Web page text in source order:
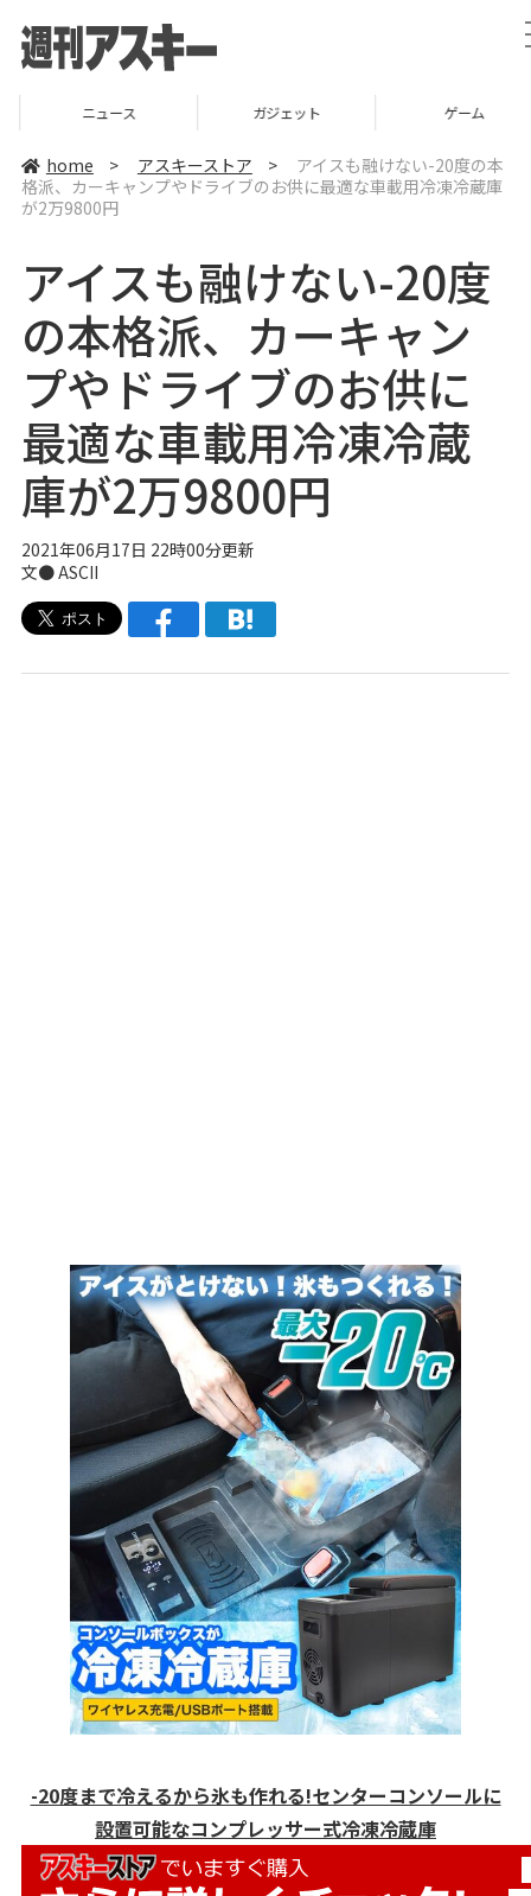
ニュース ガジェット ゲーム
home > アスキーストア >
アイスも融けない-20度の本
格派、カーキャンプやドライブのお供に最適な車載用冷凍冷蔵庫
が2万9800円
アイスも融けない-20度
の本格派、カーキャン
プやドライブのお供に
最適な車載用冷凍冷蔵
庫が2万9800円
2021年06月17日 22時00分更新
文● ASCII
-20度まで冷えるから氷も作れる!センターコンソールに
設置可能なコンプレッサー式冷凍冷蔵庫